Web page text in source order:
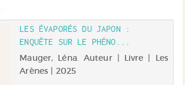
LES ÉVAPORÉS DU JAPON :
ENQUÊTE SUR LE PHÉNO...
Mauger, Léna. Auteur | Livre | Les
Arènes | 2025